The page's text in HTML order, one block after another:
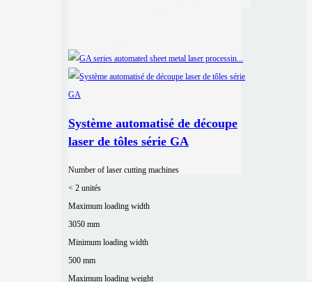
Système automatisé de découpe
laser de tôles série GA
Number of laser cutting machines
< 2 unités
Maximum loading width
3050 mm
Minimum loading width
500 mm
Maximum loading weight